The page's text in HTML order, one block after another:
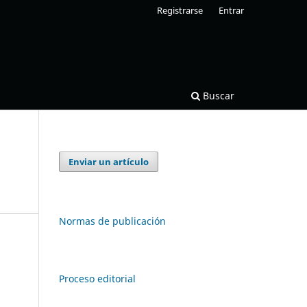
Buscar
Registrarse Entrar
Enviar un artículo
Normas de publicación
Proceso editorial